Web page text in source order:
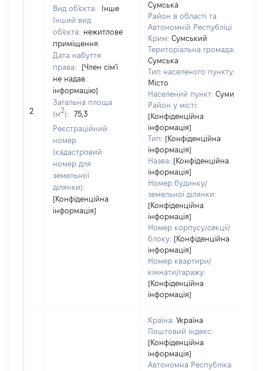
2
Вид об'єкта:
Інше
Інший вид
об'єкта: нежитлове
приміщення
Дата набуття
права:
[Член сім'ї
не надав
інформацію]
Загальна площа
(м2):
75,3
Реєстраційний
номер
(кадастровий
номер для
земельної
ділянки):
[Конфіденційна
інформація]
Сумська
Район в області та
Автономній Республіці
Крим: Сумський
Територіальна громада:
Сумська
Тип населеного пункту:
Місто
Населений пункт: Суми
Район у місті:
[Конфіденційна
інформація]
Тип: [Конфіденційна
інформація]
Назва: [Конфіденційна
інформація]
Номер будинку/
земельної ділянки:
[Конфіденційна
інформація]
Номер корпусу/секції/
блоку: [Конфіденційна
інформація]
Номер квартири/
кімнати/гаражу:
[Конфіденційна
інформація]
Країна: Україна
Поштовий індекс:
[Конфіденційна
інформація]
Автономна Республіка